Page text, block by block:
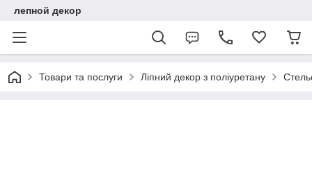
лепной декор
Товари та послуги Ліпний декор з поліуретану